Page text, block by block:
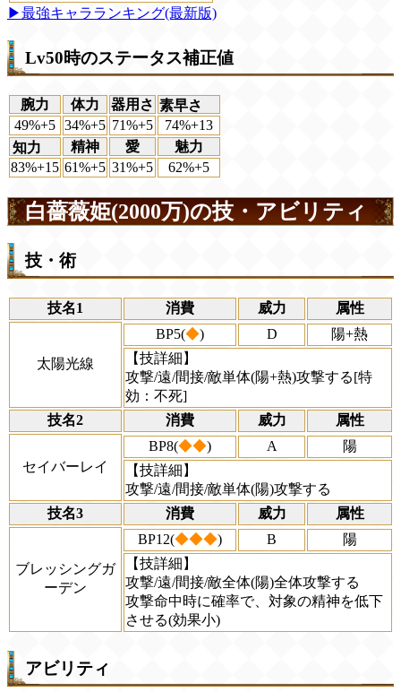
▶最強キャラランキング(最新版)
Lv50時のステータス補正値
腕力 体力 器用さ 素早さ
49%+5 34%+5 71%+5
74%+13
知力
精神 愛
魅力
83%+15 61%+5 31%+5 62%+5
白薔薇姫(2000万)の技・アビリティ
技・術
技名1 消費 威力 属性
太陽光線
BP5(◆) D
陽+熱
【技詳細】
攻撃/遠/間接/敵単体(陽+熱)攻撃する[特
効：不死]
技名2
消費 威力 属性
セイバーレイ
BP8(◆◆) A
陽
【技詳細】
攻撃/遠/間接/敵単体(陽)攻撃する
技名3
消費 威力 属性
ブレッシングガ
ーデン
BP12(◆◆◆) B
陽
【技詳細】
攻撃/遠/間接/敵全体(陽)全体攻撃する
攻撃命中時に確率で、対象の精神を低下
させる(効果小)
アビリティ